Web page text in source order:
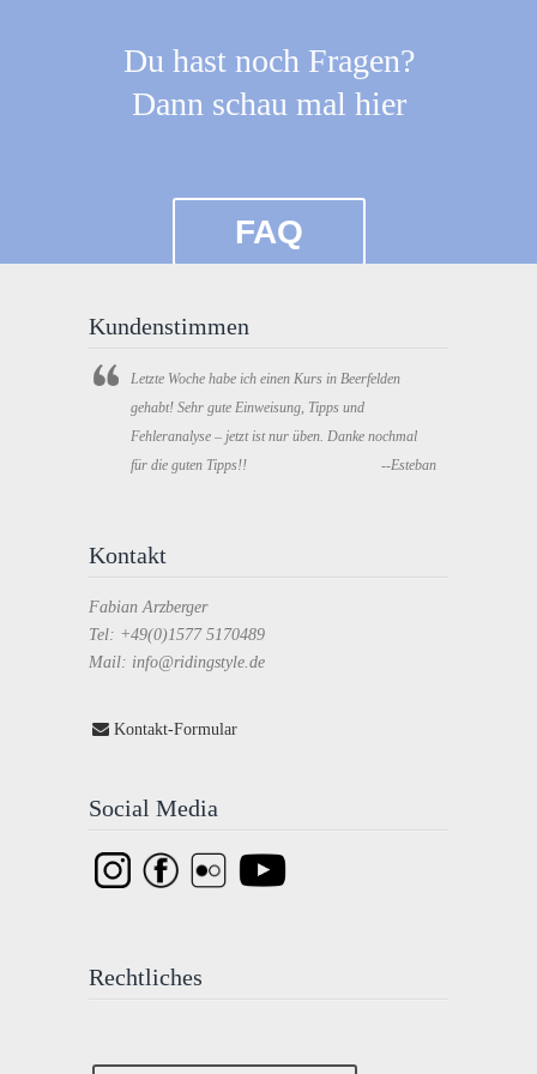
Du hast noch Fragen?
Dann schau mal hier
FAQ
Kundenstimmen
Letzte Woche habe ich einen Kurs in Beerfelden
gehabt! Sehr gute Einweisung, Tipps und
Fehleranalyse – jetzt ist nur üben. Danke nochmal
für die guten Tipps!!
--Esteban
Kontakt
Fabian Arzberger
Tel: +49(0)1577 5170489
Mail: info@ridingstyle.de
Kontakt-Formular
Social Media
Rechtliches